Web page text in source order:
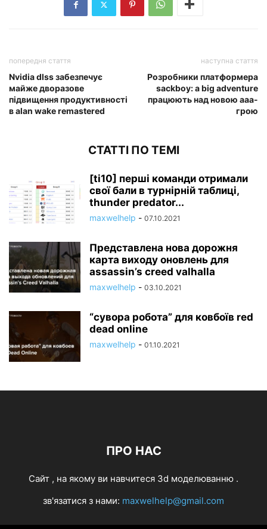
попередня стаття
Nvidia dlss забезпечує
майже дворазове
підвищення продуктивності
в alan wake remastered
наступна стаття
Розробники платформера
sackboy: a big adventure
працюють над новою aaa-
грою
СТАТТІ ПО ТЕМІ
[ti10] перші команди отримали
свої бали в турнірній таблиці,
thunder predator...
maxwelhelp - 07.10.2021
Представлена нова дорожня
карта виходу оновлень для
assassin’s creed valhalla
maxwelhelp - 03.10.2021
“сувора робота” для ковбоїв red
dead online
maxwelhelp - 01.10.2021
ПРО НАС
Cайт , на якому ви навчитеся 3d моделюванню .
зв'язатися з нами: maxwelhelp@gmail.com